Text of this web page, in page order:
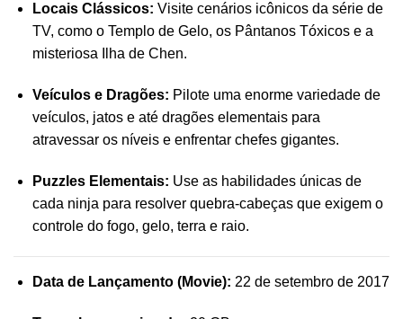
Locais Clássicos: Visite cenários icônicos da série de
TV, como o Templo de Gelo, os Pântanos Tóxicos e a
misteriosa Ilha de Chen.
Veículos e Dragões: Pilote uma enorme variedade de
veículos, jatos e até dragões elementais para
atravessar os níveis e enfrentar chefes gigantes.
Puzzles Elementais: Use as habilidades únicas de
cada ninja para resolver quebra-cabeças que exigem o
controle do fogo, gelo, terra e raio.
Data de Lançamento (Movie): 22 de setembro de 2017